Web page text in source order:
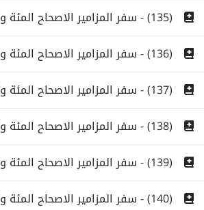
(135) - سفر المزامير الاصحاح المئة والخامس والثلاثون
(136) - سفر المزامير الاصحاح المئة والسادس والثلاثون
(137) - سفر المزامير الاصحاح المئة والسابع والثلاثون
(138) - سفر المزامير الاصحاح المئة والثامن والثلاثون
(139) - سفر المزامير الاصحاح المئة والتاسع والثلاثون
(140) - سفر المزامير الاصحاح المئة والاربعون